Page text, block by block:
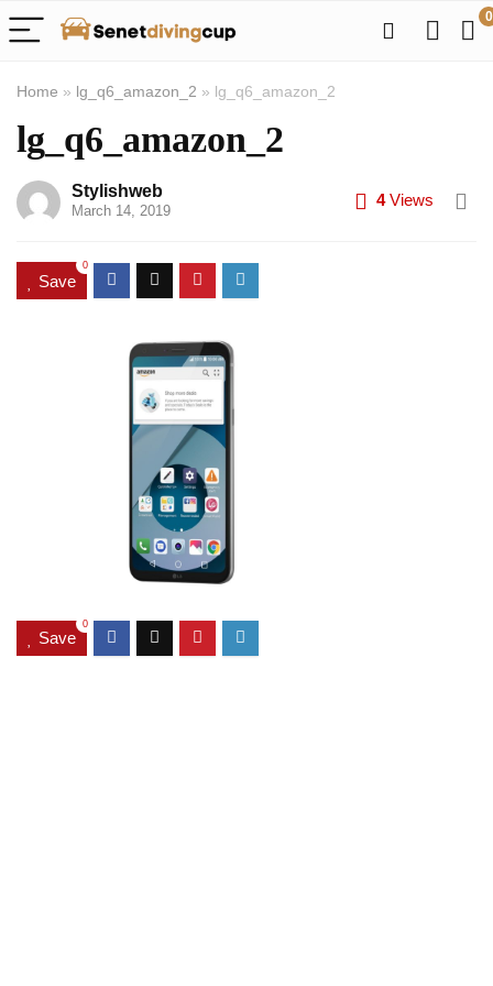
0
Home » lg_q6_amazon_2 » lg_q6_amazon_2
lg_q6_amazon_2
Stylishweb
March 14, 2019
4Views
Save
0
Save
0